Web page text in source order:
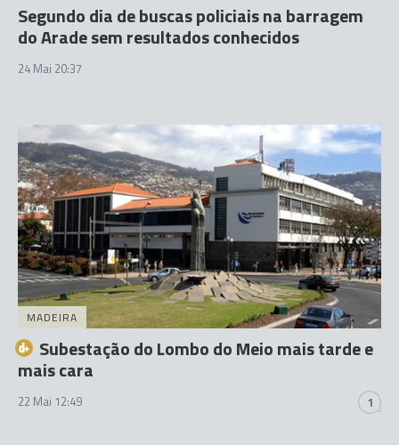
Segundo dia de buscas policiais na barragem
do Arade sem resultados conhecidos
24 Mai 20:37
MADEIRA
Subestação do Lombo do Meio mais tarde e
mais cara
22 Mai 12:49 1